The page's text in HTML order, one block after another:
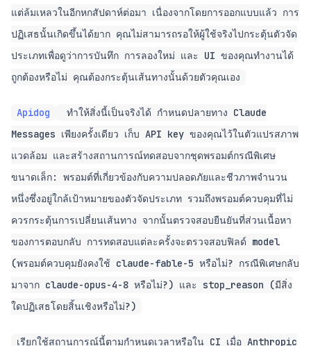
แต่ล้มเหลวในอีกหกสัปดาห์ต่อมา เนื่องจากโดยการออกแบบแล้ว การ
ปฏิเสธนั้นเกิดขึ้นได้ยาก คุณไม่สามารถรอให้ผู้ใช้จริงไปกระตุ้นตัวจัด
ประเภทเพื่อดูว่าการบันทึก การลองใหม่ และ UI ของคุณทำงานได้
ถูกต้องหรือไม่ คุณต้องกระตุ้นเส้นทางนั้นด้วยตัวคุณเอง
Apidog
ทำให้สิ่งนี้เป็นจริงได้ กำหนดปลายทาง Claude
Messages เพียงครั้งเดียว เก็บ API key ของคุณไว้ในตัวแปรสภาพ
แวดล้อม และสร้างสถานการณ์ทดสอบจากชุดพรอมต์กรณีพิเศษ
ขนาดเล็ก: พรอมต์ที่เกี่ยวข้องกับความปลอดภัยและชีวภาพจำนวน
หนึ่งซึ่งอยู่ใกล้เป้าหมายของตัวจัดประเภท รวมถึงพรอมต์ควบคุมที่ไม่
ควรกระตุ้นการเปลี่ยนเส้นทาง จากนั้นตรวจสอบยืนยันที่ส่วนเนื้อหา
ของการตอบกลับ การทดสอบแต่ละครั้งจะตรวจสอบฟิลด์ model
(พรอมต์ควบคุมยังคงใช้ claude-fable-5 หรือไม่? กรณีพิเศษกลับ
มาจาก claude-opus-4-8 หรือไม่?) และ stop_reason (มีสิ่ง
ใดปฏิเสธโดยสิ้นเชิงหรือไม่?)
เรียกใช้สถานการณ์นี้ตามกำหนดเวลาหรือใน CI เมื่อ Anthropic